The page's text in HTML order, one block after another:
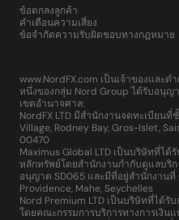
ข้อตกลงลูกค้า
คำเตือนความเสี่ยง
ข้อจำกัดความรับผิดชอบทางกฎหมาย
www.NordFX.com เป็นเจ้าของและด
หนึ่งของกลุ่ม Nord Group ได้รับอนุญ
เขตอำนาจศาล:
NordFX LTD มีสำนักงานจดทะเบียนที่
Village, Rodney Bay, Gros-Islet,
00470
Maximus Global LTD เป็นบริษัทที่ไ
หลักทรัพย์โดยสำนักงานกำกับดูแลบริก
อนุญาต SD065 และมีที่อยู่สำนักงานที่
Providence, Mahe, Seychelles
Nord Premium LTD เป็นบริษัทที่ได้
โดยคณะกรรมการบริการทางการเงิน